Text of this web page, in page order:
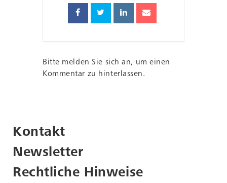
Bitte melden Sie sich an, um einen
Kommentar zu hinterlassen.
Kontakt
Newsletter
Rechtliche Hinweise